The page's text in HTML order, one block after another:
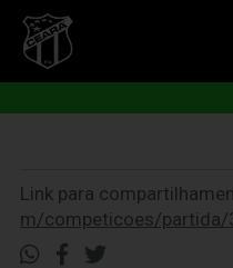
Link para
m/competicoes/partida/